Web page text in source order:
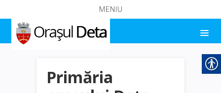
MENIU
Primăria